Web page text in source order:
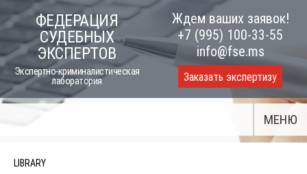
to
content
ФЕДЕРАЦИЯ
СУДЕБНЫХ
ЭКСПЕРТОВ
Экспертно-криминалистическая
лаборатория
Ждем ваших заявок!
+7 (995) 100-33-55
info@fse.ms
Заказать экспертизу
МЕНЮ
LIBRARY